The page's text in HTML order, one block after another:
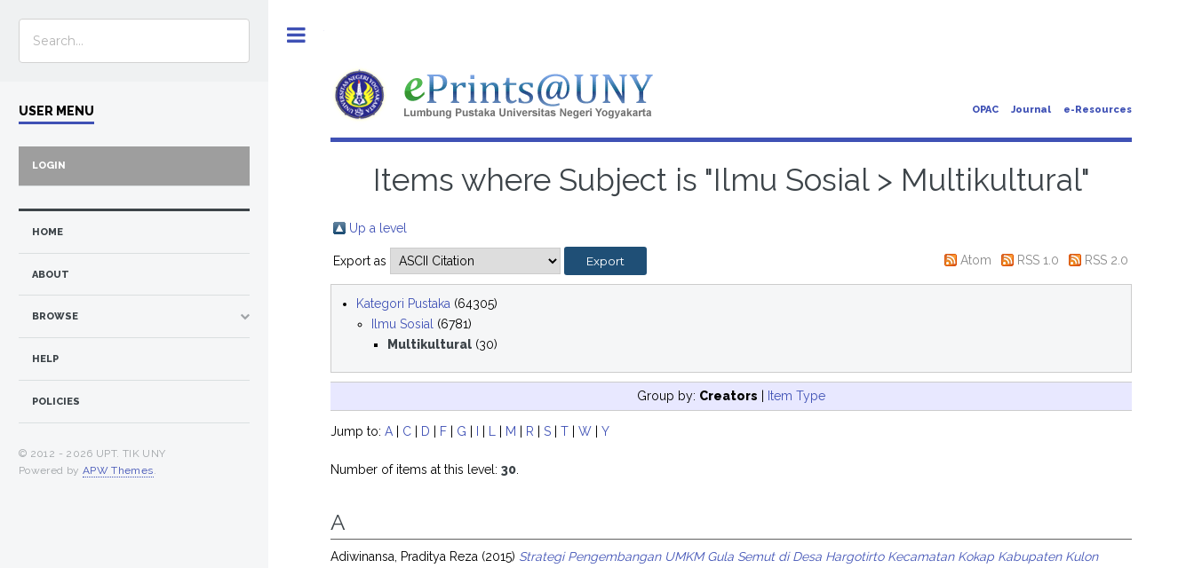
OPAC Journal e-Resources
Items where Subject is "Ilmu Sosial > Multikultural"
Up a level
Export as Atom RSS 1.0 RSS 2.0
Kategori Pustaka (64305)
Ilmu Sosial (6781)
Multikultural(30)
Group by: Creators Item Type
Jump to:A C D F G L M R |S |T |W |Y
Number of items at this level:30.
A
Adiwinansa, Praditya Reza (2015) Strategi Pengembangan UMKM Gula Semut di Desa Hargotirto Kecamatan Kokap Kabupaten Kulon
USER MENU
LOGIN
HOME
ABOUT
BROWSE
HELP
POLICIES
© 2012 - 2026 UPT. TIK UNY
Powered by APW Themes